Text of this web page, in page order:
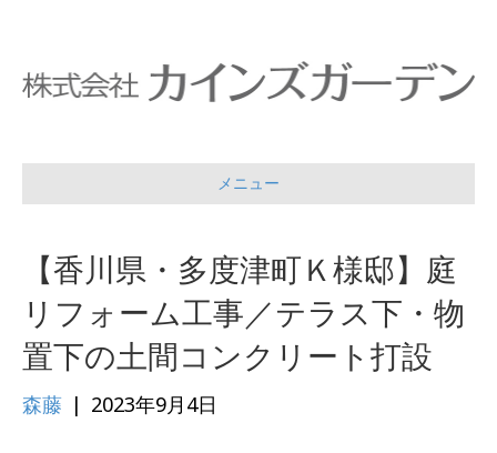
メニュー
【香川県・多度津町Ｋ様邸】庭
リフォーム工事／テラス下・物
置下の土間コンクリート打設
森藤 | 2023年9月4日